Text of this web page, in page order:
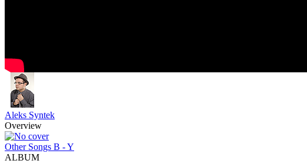
Aleks Syntek
Overview
Other Songs B - Y
ALBUM